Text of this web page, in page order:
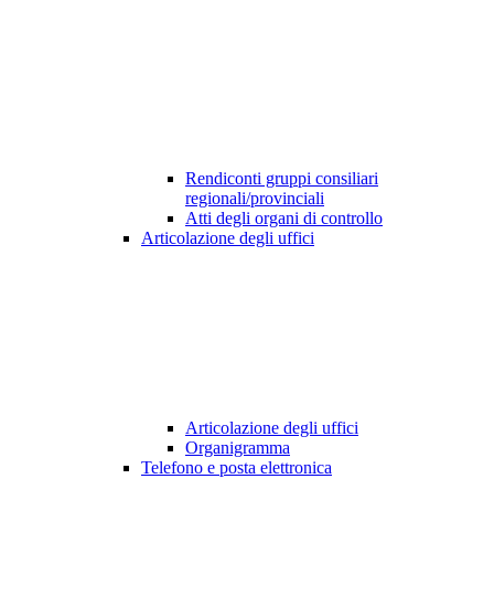
Rendiconti gruppi consiliari
regionali/provinciali
Atti degli organi di controllo
Articolazione degli uffici
Articolazione degli uffici
Organigramma
Telefono e posta elettronica